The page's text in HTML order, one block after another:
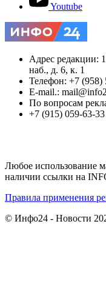
Youtube
Адрес редакции:
наб., д. 6, к. 1
Телефон: +7 (958)
E-mail.:
По вопросам
+7 (915) 059-63-33
Любое использование
наличии ссылки на
Правила применения
© Инфо24 - Новости